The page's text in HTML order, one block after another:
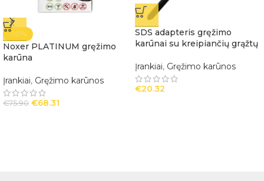
-10%
Noxer PLATINUM gręžimo
karūna
Įrankiai, Gręžimo karūnos
€75.90 €68.31
SDS adapteris gręžimo
karūnai su kreipiančių grąžtų
Įrankiai, Gręžimo karūnos
€20.32